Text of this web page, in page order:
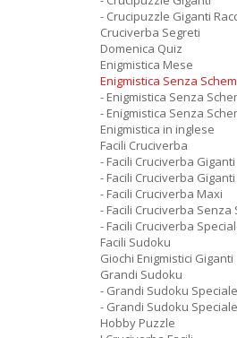
- Crucipuzzle Giganti
Cruciverba Segreti
Domenica Quiz
Enigmistica Mese
Enigmistica Senza
- Enigmistica Senza
- Enigmistica Senza
Enigmistica in inglese
Facili Cruciverba
- Facili Cruciverba Giganti
- Facili Cruciverba
- Facili Cruciverba Maxi
- Facili Cruciverba Senza
- Facili Cruciverba
Facili Sudoku
Giochi Enigmistici Giganti
Grandi Sudoku
- Grandi Sudoku
- Grandi Sudoku
Hobby Puzzle